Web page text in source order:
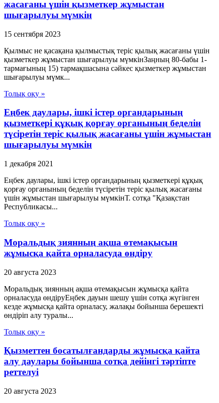
жасағаны үшін қызметкер жұмыстан
шығарылуы мүмкін
15 сентября 2023
Қылмыс не қасақана қылмыстық теріс қылық жасағаны үшін
қызметкер жұмыстан шығарылуы мүмкінЗаңның 80-бабы 1-
тармағының 15) тармақшасына сәйкес қызметкер жұмыстан
шығарылуы мүмк...
Толық оқу »
Еңбек даулары, ішкі істер органдарының
қызметкері құқық қорғау органының беделін
түсіретін теріс қылық жасағаны үшін жұмыстан
шығарылуы мүмкін
1 декабря 2021
Еңбек даулары, ішкі істер органдарының қызметкері құқық
қорғау органының беделін түсіретін теріс қылық жасағаны
үшін жұмыстан шығарылуы мүмкінТ. сотқа "Қазақстан
Республикасы...
Толық оқу »
Моральдық зиянның ақша өтемақысын
жұмысқа қайта орналасуда өндіру
20 августа 2023
Моральдық зиянның ақша өтемақысын жұмысқа қайта
орналасуда өндіруЕңбек дауын шешу үшін сотқа жүгінген
кезде жұмысқа қайта орналасу, жалақы бойынша берешекті
өндіріп алу туралы...
Толық оқу »
Қызметтен босатылғандарды жұмысқа қайта
алу даулары бойынша сотқа дейінгі тәртіпте
реттелуі
20 августа 2023